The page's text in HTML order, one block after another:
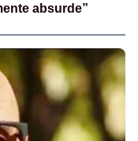
absurde”